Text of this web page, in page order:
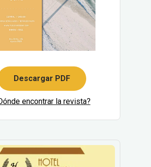
Descargar PDF
encontrar la revista?